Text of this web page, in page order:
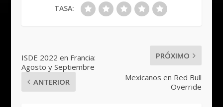
TASA:
ISDE 2022 en Francia:
Agosto y Septiembre
ANTERIOR
PRÓXIMO
Mexicanos en Red Bull
Override